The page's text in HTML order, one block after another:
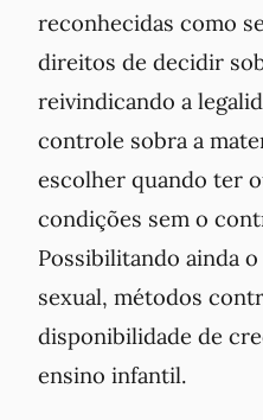
reconhecidas como
direitos de decidir
reivindicando a
controle sobra a
escolher quando ter
condições sem o
Possibilitando ainda
sexual, métodos
disponibilidade de
ensino infantil.